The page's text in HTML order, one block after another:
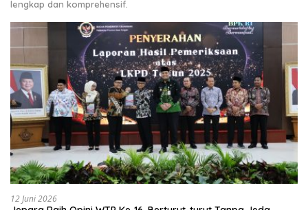
lengkap dan komprehensif.
12 Juni 2026